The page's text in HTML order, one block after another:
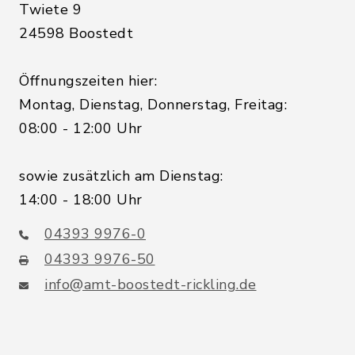
Twiete 9
24598 Boostedt
Öffnungszeiten hier:
Montag, Dienstag, Donnerstag, Freitag:
08:00 - 12:00 Uhr
sowie zusätzlich am Dienstag:
14:00 - 18:00 Uhr
04393 9976-0
04393 9976-50
info@amt-boostedt-rickling.de